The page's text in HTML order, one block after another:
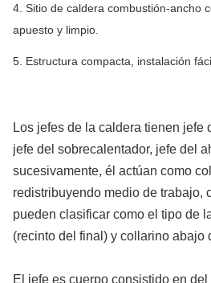
RT, EL 15%
EL 100% UT,
4. Sitio de caldera combustión-ancho
apuesto y limpio.
5. Estructura compacta, instalación
Los jefes de la caldera tienen jefe
jefe del sobrecalentador, jefe del
sucesivamente, él actúan como
redistribuyendo medio de trabajo,
pueden clasificar como el tipo de
(recinto del final) y collarino abajo
El jefe es cuerpo consistido en